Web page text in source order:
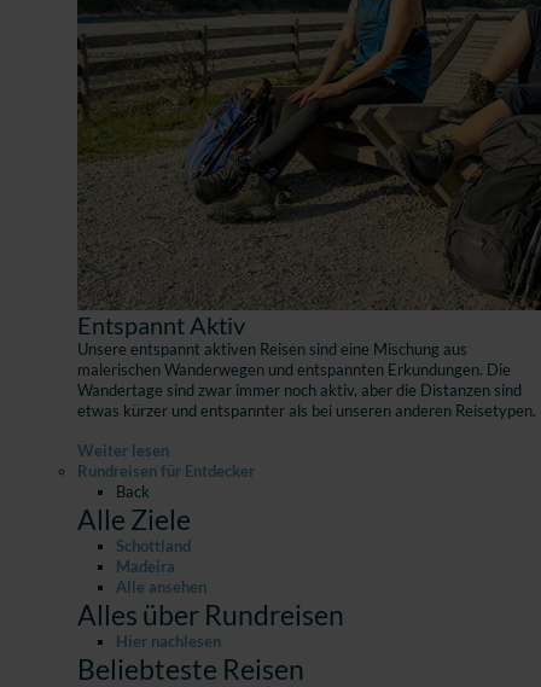
Entspannt Aktiv
Unsere entspannt aktiven Reisen sind eine Mischung aus
malerischen Wanderwegen und entspannten Erkundungen. Die
Wandertage sind zwar immer noch aktiv, aber die Distanzen sind
etwas kürzer und entspannter als bei unseren anderen Reisetypen.
Weiter lesen
Rundreisen für Entdecker
Back
Alle Ziele
Schottland
Madeira
Alle ansehen
Alles über Rundreisen
Hier nachlesen
Beliebteste Reisen